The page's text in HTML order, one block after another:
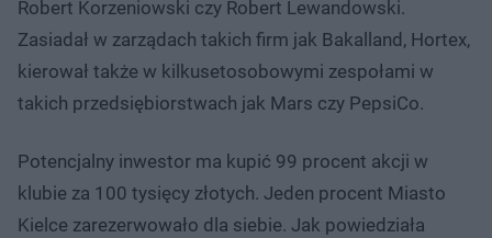
Robert Korzeniowski czy Robert Lewandowski.
Zasiadał w zarządach takich firm jak Bakalland, Hortex,
kierował także w kilkusetosobowymi zespołami w
takich przedsiębiorstwach jak Mars czy PepsiCo.
Potencjalny inwestor ma kupić 99 procent akcji w
klubie za 100 tysięcy złotych. Jeden procent Miasto
Kielce zarezerwowało dla siebie. Jak powiedziała